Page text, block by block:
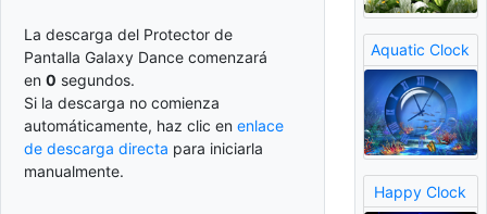
La descarga del Protector de
Pantalla Galaxy Dance comenzará
en 0 segundos.
Si la descarga no comienza
automáticamente, haz clic en enlace
de descarga directa para iniciarla
manualmente.
Aquatic Clock
Happy Clock